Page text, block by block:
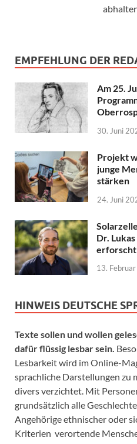
EMPFEHLUNG DER
Am 25.
30. Juni
Projekt
junge
stärken
24. Juni
Dr.
erforscht
13.
HINWEIS DEUTSCHE
Texte sollen und wollen
dafür flüssig lesbar sein.
Lesbarkeit wird im Online-
sprachliche Darstellungen zu
divers verzichtet. Mit
grundsätzlich alle
Angehörige ethnischer oder
Kriterien verortende